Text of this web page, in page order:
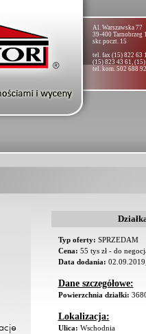
Al. Warszawska 77
39-400 Tarnobrzeg
skr. poczt. 15
tel. fax (15) 822 63
(15) 823 43 61,
tel. kom. 502 688
Typ oferty: SPRZEDAM
Cena: 55 tys zł - do
Data dodania:
Dane szczegółowe:
Powierzchnia działki:
Lokalizacja:
Ulica: Wschodnia